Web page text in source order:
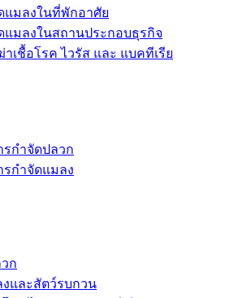
แมลงในที่พักอาศัย
แมลงในสถานประกอบธุรกิจ
เชื้อโรค ไวรัส และ แบคทีเรีย
รกำจัดปลวก
รกำจัดแมลง
ก
และสัตว์รบกวน